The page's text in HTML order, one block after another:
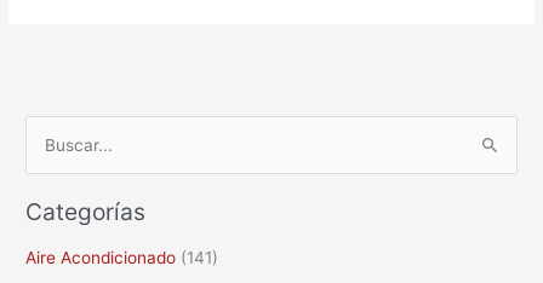
s
c
Categorías
Aire Acondicionado (141)